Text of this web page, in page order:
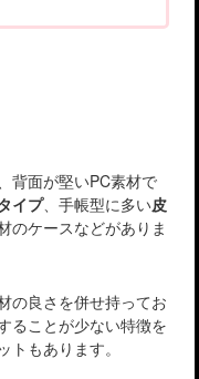
背面が堅いPC素材で
イプ、手帳型に多い皮
のケースなどがありま
の良さを併せ持ってお
ることが少ない特徴を
もあります。